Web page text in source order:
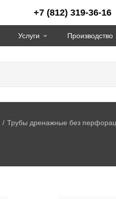
+7 (812) 319-36-16
Услуги Производство
Трубы дренажные без